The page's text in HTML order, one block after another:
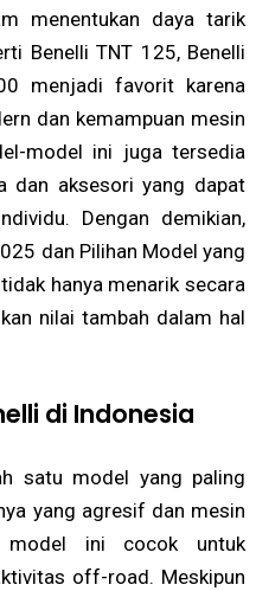
menentukan daya tarik
Benelli TNT 125, Benelli
menjadi favorit karena
dan kemampuan mesin
model ini juga tersedia
dan aksesori yang dapat
Dengan demikian,
dan Pilihan Model yang
hanya menarik secara
nilai tambah dalam hal
di Indonesia
satu model yang paling
yang agresif dan mesin
model ini cocok untuk
off-road. Meskipun